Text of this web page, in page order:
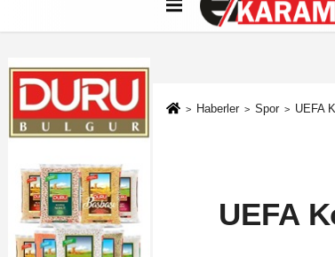
Künye İletişim Çerez
Haberler Spor UEFA
UEFA